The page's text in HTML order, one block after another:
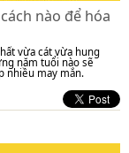
nào để hóa
vừa cát vừa hung
năm tuổi nào sẽ
nhiều may mắn.